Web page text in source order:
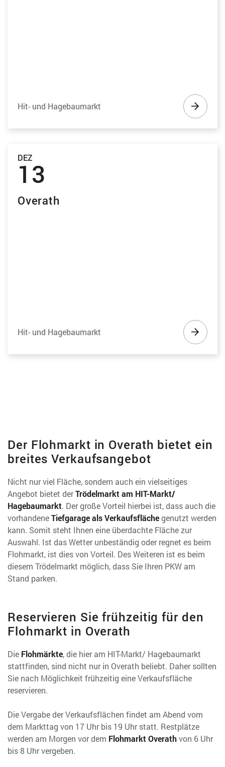
Hit- und Hagebaumarkt
DEZ
13
Overath
Hit- und Hagebaumarkt
Der Flohmarkt in Overath bietet ein
breites Verkaufsangebot
Nicht nur viel Fläche, sondern auch ein vielseitiges
Angebot bietet derTrödelmarkt am HIT-Markt/
Hagebaumarkt. Der große Vorteil hierbei ist, dass auch die
vorhandeneTiefgarage als Verkaufsflächegenutzt werden
kann. Somit steht Ihnen eine überdachte Fläche zur
Auswahl. Ist das Wetter unbeständig oder regnet es beim
Flohmarkt, ist dies von Vorteil. Des Weiteren ist es beim
diesem Trödelmarkt möglich, dass Sie Ihren PKW am
Stand parken.
Reservieren Sie frühzeitig für den
Flohmarkt in Overath
Die Flohmärkte, die hier am HIT-Markt/ Hagebaumarkt
stattfinden, sind nicht nur in Overath beliebt. Daher sollten
Sie nach Möglichkeit frühzeitig eine Verkaufsfläche
reservieren.
Die Vergabe der Verkaufsflächen findet am Abend vom
dem Markttag von 17 Uhr bis 19 Uhr statt. Restplätze
werden am Morgen vor dem Flohmarkt Overathvon 6 Uhr
bis 8 Uhr vergeben.